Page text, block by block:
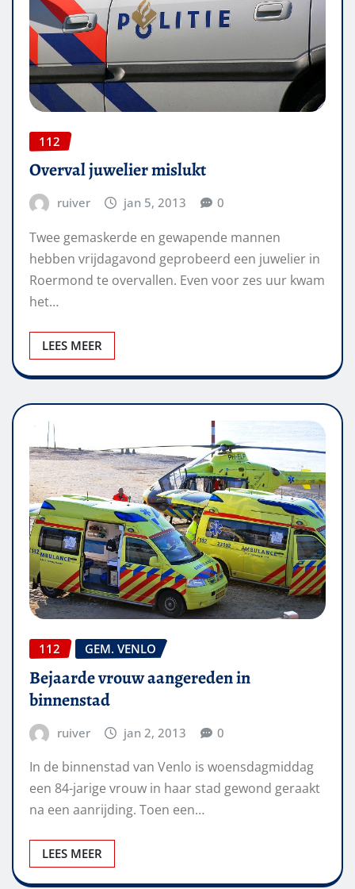
112
Overval juwelier mislukt
ruiver jan 5, 2013 0
Twee gemaskerde en gewapende mannen
hebben vrijdagavond geprobeerd een juwelier in
Roermond te overvallen. Even voor zes uur kwam
het…
LEES MEER
112 GEM. VENLO
Bejaarde vrouw aangereden in
binnenstad
ruiver jan 2, 2013 0
In de binnenstad van Venlo is woensdagmiddag
een 84-jarige vrouw in haar stad gewond geraakt
na een aanrijding. Toen een…
LEES MEER